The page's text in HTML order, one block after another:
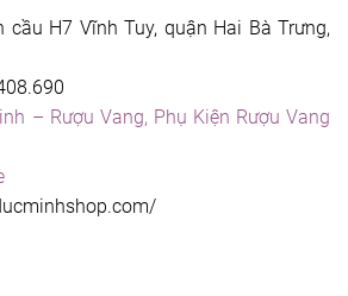
cầu H7 Vĩnh Tuy, quận Hai Bà Trưng,
– Rượu Vang, Phụ Kiện Rượu Vang